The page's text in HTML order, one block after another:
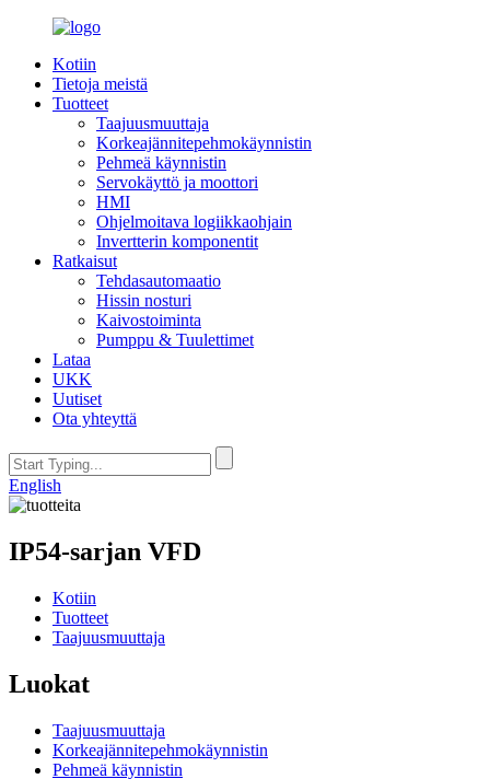
Kotiin
Tietoja meistä
Tuotteet
Taajuusmuuttaja
Korkeajännitepehmokäynnistin
Pehmeä käynnistin
Servokäyttö ja moottori
HMI
Ohjelmoitava logiikkaohjain
Invertterin komponentit
Ratkaisut
Tehdasautomaatio
Hissin nosturi
Kaivostoiminta
Pumppu & Tuulettimet
Lataa
UKK
Uutiset
Ota yhteyttä
English
IP54-sarjan VFD
Kotiin
Tuotteet
Taajuusmuuttaja
Luokat
Taajuusmuuttaja
Korkeajännitepehmokäynnistin
Pehmeä käynnistin